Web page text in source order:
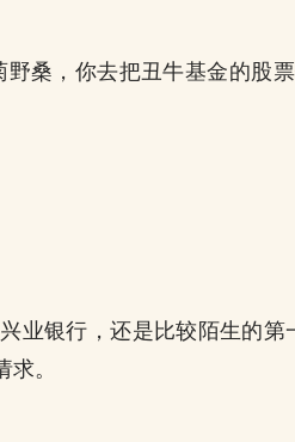
桑，你去把丑牛基金的股
业银行，还是比较陌生的第
。